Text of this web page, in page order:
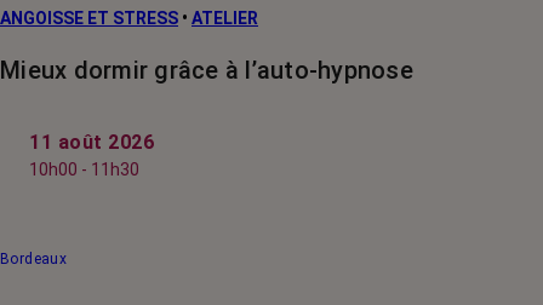
ANGOISSE ET STRESS • ATELIER
Mieux dormir grâce à l’auto-hypnose
11 août 2026
10h00 - 11h30
Bordeaux